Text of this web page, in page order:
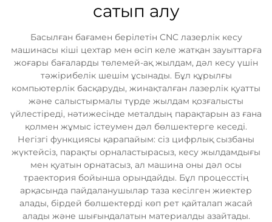
сатып алу
Басылған бағамен берілетін CNC лазерлік кесу
машинасы кіші цехтар мен өсіп келе жатқан зауыттарға
жоғары бағаларды төлемей-ақ жылдам, дәл кесу үшін
тәжірибелік шешім ұсынады. Бұл құрылғы
компьютерлік басқаруды, жинақталған лазерлік қуатты
және салыстырмалы түрде жылдам қозғалысты
үйлестіреді, нәтижесінде металдың парақтарын аз ғана
қолмен жұмыс істеумен дәл бөлшектерге кеседі.
Негізгі функциясы қарапайым: сіз цифрлық сызбаны
жүктейсіз, парақты орналастырасыз, кесу жылдамдығы
мен қуатын орнатасыз, ал машина оны дәл осы
траектория бойынша орындайды. Бұл процесстің
арқасында пайдаланушылар таза кесілген жиектер
алады, бірдей бөлшектерді көп рет қайталап жасай
алады және шығындалатын материалды азайтады.